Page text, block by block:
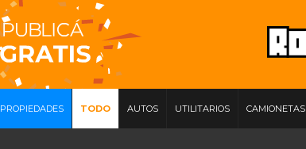
PROPIEDADES TODO AUTOS UTILITARIOS CAMIONETAS